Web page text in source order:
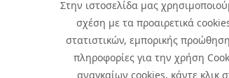
Στην ιστοσελίδα μας
σχέση με τα προαιρετικά
στατιστικών, εμπορικής
πληροφορίες για την χρήση
αναγκαίων cookies, κάντε